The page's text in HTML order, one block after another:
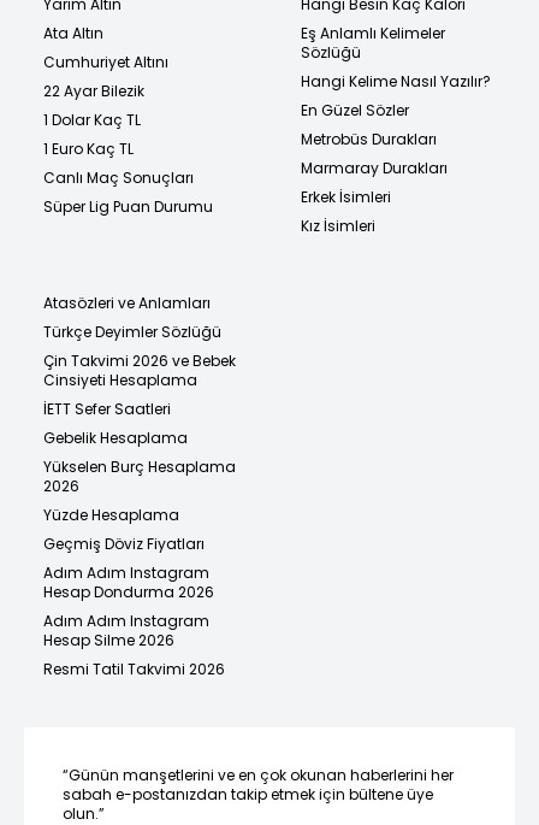
Ata Altın
Cumhuriyet Altını
22 Ayar Bilezik
1 Dolar Kaç TL
1 Euro Kaç TL
Canlı Maç Sonuçları
Süper Lig Puan Durumu
Eş Anlamlı Kelimeler
Sözlüğü
Hangi Kelime Nasıl Yazılır?
En Güzel Sözler
Metrobüs Durakları
Marmaray Durakları
Erkek İsimleri
Kız İsimleri
Atasözleri ve Anlamları
Türkçe Deyimler Sözlüğü
Çin Takvimi 2026 ve Bebek
Cinsiyeti Hesaplama
İETT Sefer Saatleri
Gebelik Hesaplama
Yükselen Burç Hesaplama
2026
Yüzde Hesaplama
Geçmiş Döviz Fiyatları
Adım Adım Instagram
Hesap Dondurma 2026
Adım Adım Instagram
Hesap Silme 2026
Resmi Tatil Takvimi 2026
“Günün manşetlerini ve en çok okunan haberlerini her
sabah e-postanızdan takip etmek için bültene üye
olun.”